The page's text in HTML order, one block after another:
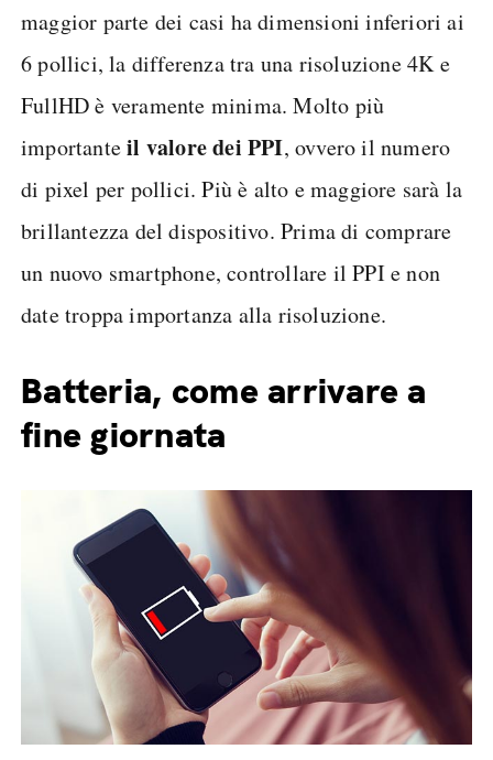
maggior parte dei casi ha dimensioni inferiori ai
6 pollici, la differenza tra una risoluzione 4K e
FullHD è veramente minima. Molto più
importanteil valore dei PPI, ovvero il numero
di pixel per pollici. Più è alto e maggiore sarà la
brillantezza del dispositivo. Prima di comprare
un nuovo smartphone, controllare il PPI e non
date troppa importanza alla risoluzione.
Batteria, come arrivare a
fine giornata